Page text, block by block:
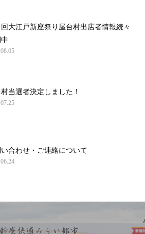
回大江戸新座祭り屋台村出店者情報続々
当選者決定しました！
い合わせ・ご連絡について